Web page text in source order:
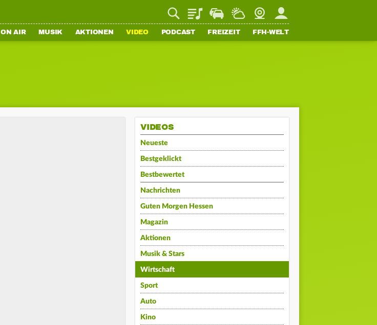
PlaylistStaupilotWetterWebcamMein FFH
ON AIR MUSIK AKTIONEN VIDEO PODCAST FREIZEIT FFH-WELT
VIDEOS
Neueste
Bestgeklickt
Bestbewertet
Nachrichten
Guten Morgen Hessen
Magazin
Aktionen
Musik & Stars
Wirtschaft
Sport
Auto
Kino